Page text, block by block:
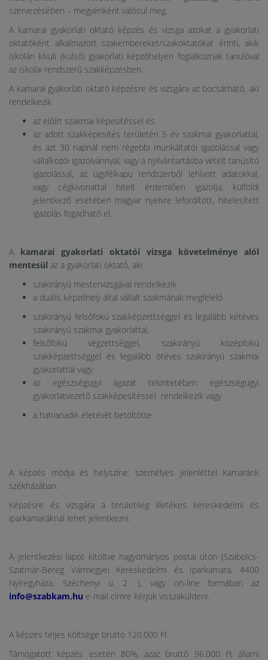
szervezésében – megyénként valósul meg.
A kamarai gyakorlati oktató képzés és vizsga azokat a gyakorlati
oktatóként alkalmazott szakembereket/szakoktatókat érinti, akik
iskolán kívüli (külső) gyakorlati képzőhelyen foglalkoznak tanulóval
az iskolai rendszerű szakképzésben.
A kamarai gyakorlati oktató képzésre és vizsgára az bocsátható, aki
rendelkezik
az előírt szakmai képesítéssel és
az adott szakképesítés területén 5 év szakmai gyakorlattal,
és azt 30 napnál nem régebbi munkáltatói igazolással vagy
vállalkozói igazolvánnyal, vagy a nyilvántartásba vételt tanúsító
igazolással, az ügyfélkapu rendszerből lehívott adatokkal,
vagy cégkivonattal hitelt érdemlően igazolja; külföldi
jelentkező esetében magyar nyelvre lefordított, hitelesített
igazolás fogadható el.
A kamarai gyakorlati oktatói vizsga követelménye alól
mentesül az a gyakorlati oktató, aki
szakirányú mestervizsgával rendelkezik
a duális képzőhely által vállalt szakmának megfelelő
szakirányú felsőfokú szakképzettséggel és legalább kétéves
szakirányú szakmai gyakorlattal,
felsőfokú végzettséggel, szakirányú középfokú
szakképzettséggel és legalább ötéves szakirányú szakmai
gyakorlattal vagy
az egészségügyi ágazat tekintetében: egészségügyi
gyakorlatvezető szakképesítéssel rendelkezik vagy
a hatvanadik életévét betöltötte.
A képzés módja és helyszíne: személyes jelenléttel Kamaránk
székházában.
Képzésre és vizsgára a területileg illetékes kereskedelmi és
iparkamaráknál lehet jelentkezni.
A jelentkezési lapot kitöltve hagyományos postai úton (Szabolcs-
Szatmár-Bereg Vármegyei Kereskedelmi és Iparkamara, 4400
Nyíregyháza, Széchenyi u. 2. ), vagy on-line formában az
info@szabkam.hu e-mail címre kérjük visszaküldeni.
A képzés teljes költsége bruttó 120.000 Ft.
Támogatott képzés esetén 80%, azaz bruttó 96.000 Ft állami